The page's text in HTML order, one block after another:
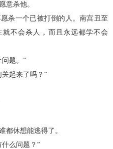
杀他。
一个已被打倒的人。南宫丑至
不会杀人，而且永远都学不会
题。”
起来了吗？”
休想能逃得了。
么问题？”